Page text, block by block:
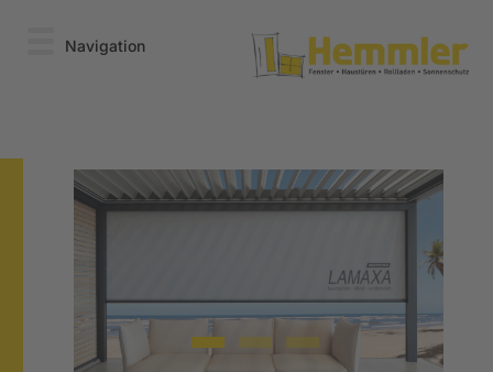
Navigation